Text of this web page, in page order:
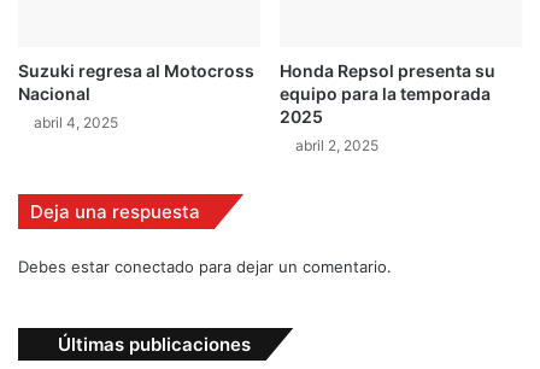
m
o
a
"
e
'
i
w
a
Suzuki regresa al Motocross
Nacional
abril 4, 2025
Honda Repsol presenta su
equipo para la temporada
2025
abril 2, 2025
Deja una respuesta
Debes estar conectado para dejar un comentario.
Últimas publicaciones